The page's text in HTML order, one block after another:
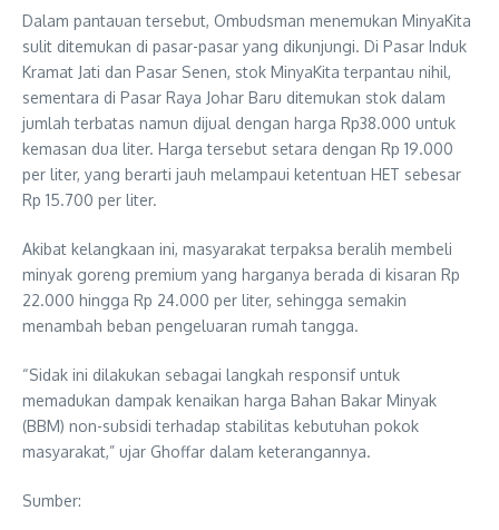
Dalam pantauan tersebut, Ombudsman menemukan MinyaKita
sulit ditemukan di pasar-pasar yang dikunjungi. Di Pasar Induk
Kramat Jati dan Pasar Senen, stok MinyaKita terpantau nihil,
sementara di Pasar Raya Johar Baru ditemukan stok dalam
jumlah terbatas namun dijual dengan harga Rp38.000 untuk
kemasan dua liter. Harga tersebut setara dengan Rp 19.000
per liter, yang berarti jauh melampaui ketentuan HET sebesar
Rp 15.700 per liter.
Akibat kelangkaan ini, masyarakat terpaksa beralih membeli
minyak goreng premium yang harganya berada di kisaran Rp
22.000 hingga Rp 24.000 per liter, sehingga semakin
menambah beban pengeluaran rumah tangga.
“Sidak ini dilakukan sebagai langkah responsif untuk
memadukan dampak kenaikan harga Bahan Bakar Minyak
(BBM) non-subsidi terhadap stabilitas kebutuhan pokok
masyarakat,” ujar Ghoffar dalam keterangannya.
Sumber: